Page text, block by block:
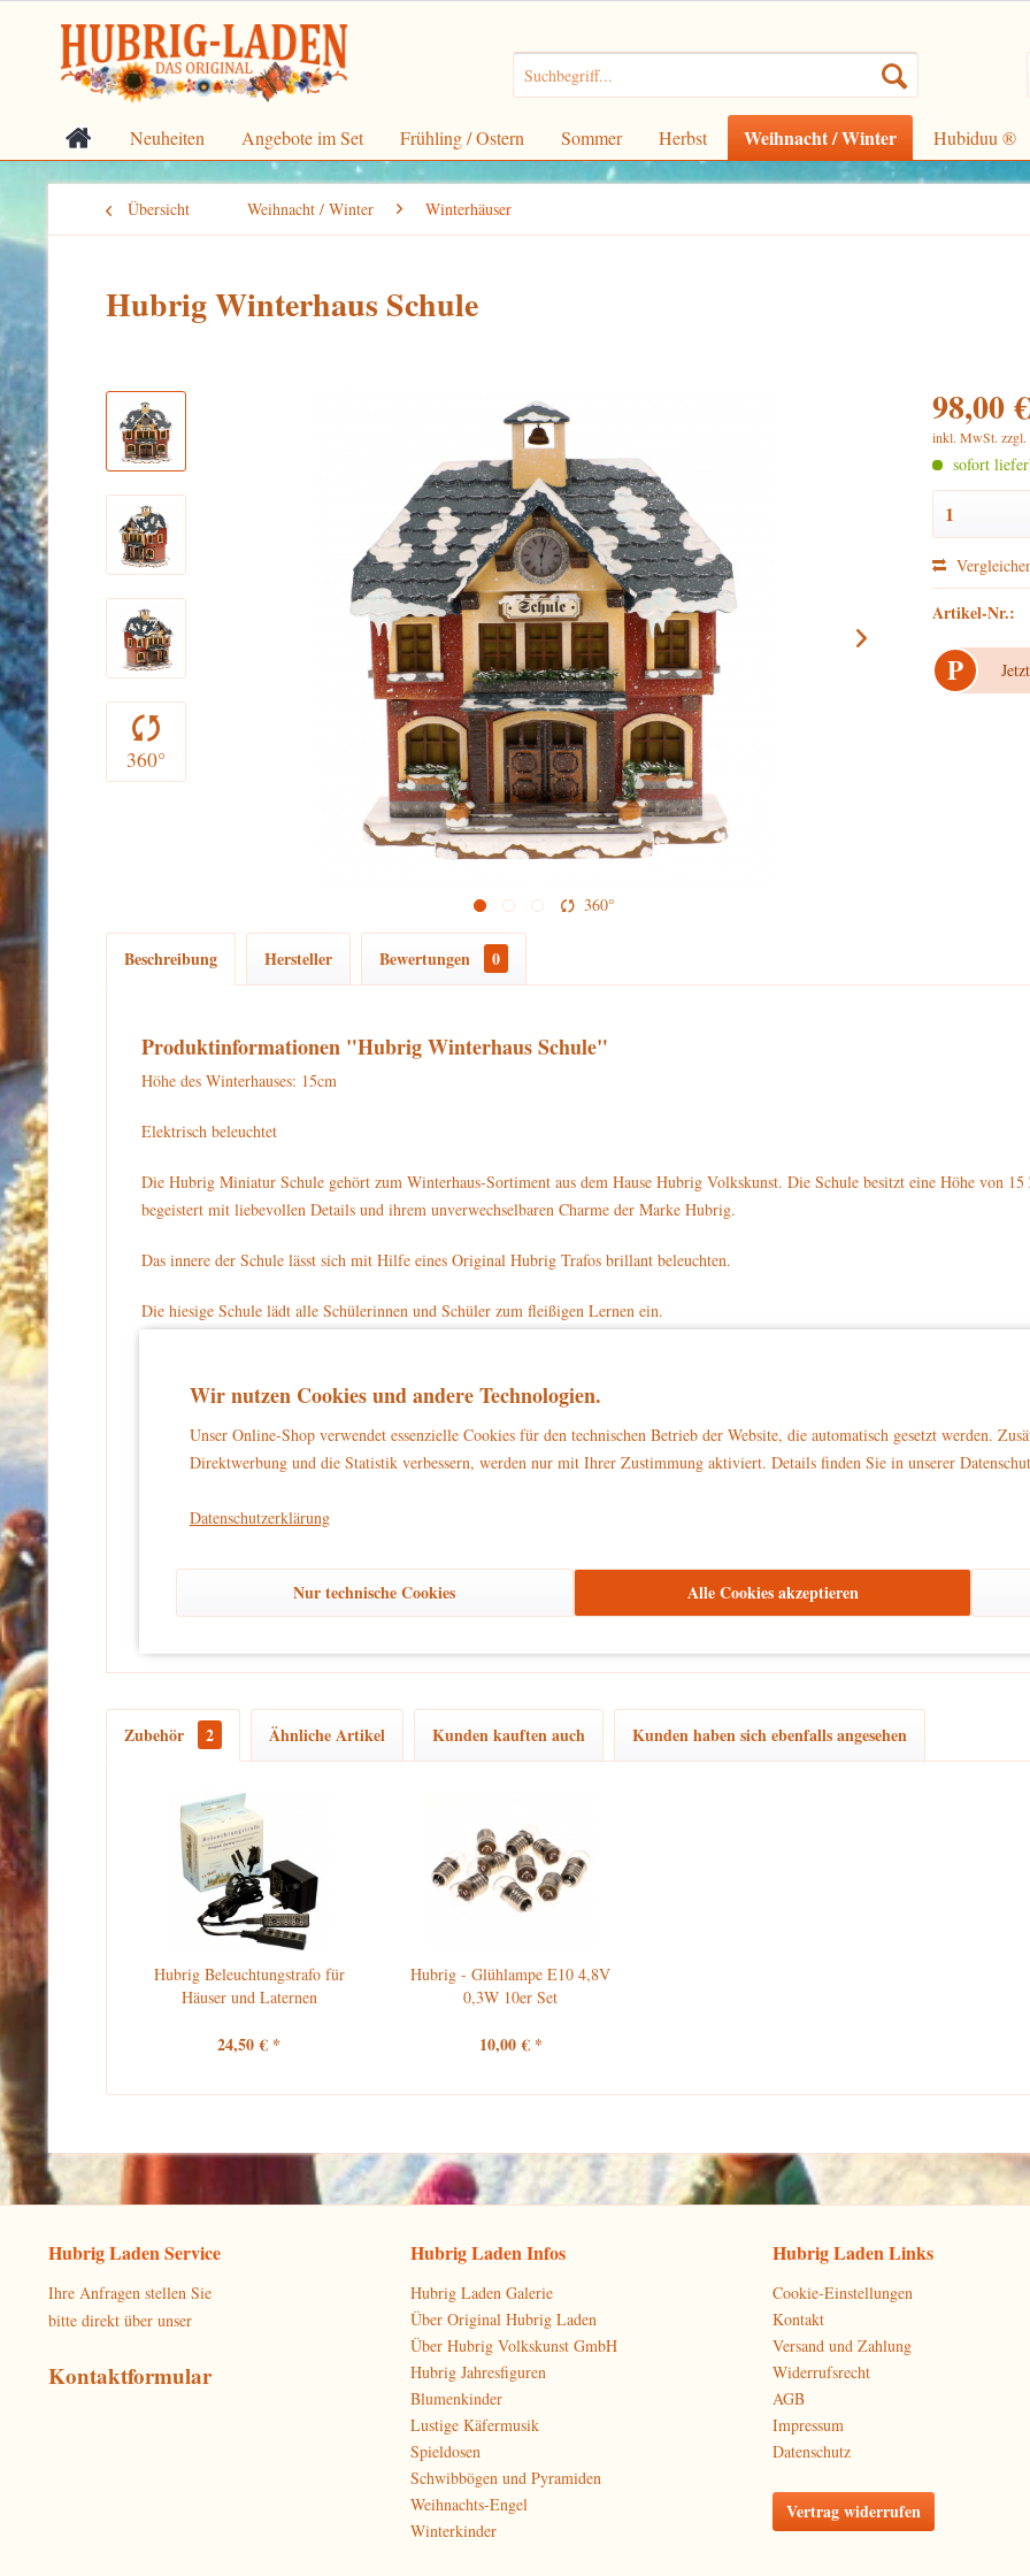
Neuheiten Angebote im Set Frühling / Ostern Sommer Herbst Weihnacht / Winter Hubiduu ®
Übersicht Weihnacht / Winter Winterhäuser
Hubrig Winterhaus Schule
360°
360°
98,00
inkl. MwSt.zzgl.
sofort
Artikel-Nr.:
P Jetzt
Beschreibung Hersteller Bewertungen 0
Produktinformationen "Hubrig Winterhaus Schule"
Höhe des Winterhauses: 15cm
Elektrisch beleuchtet
Die Hubrig Miniatur Schule gehört zum Winterhaus-Sortiment aus dem Hause Hubrig Volkskunst. Die Schule besitzt eine Höhe von
begeistert mit liebevollen Details und ihrem unverwechselbaren Charme der Marke Hubrig.
Das innere der Schule lässt sich mit Hilfe eines Original Hubrig Trafos brillant beleuchten.
Die hiesige Schule lädt alle Schülerinnen und Schüler zum fleißigen Lernen ein.
einen braunen Holzrahmen. Die große Eingangstür ist braun. Links und rechts von der Tür stehen zwei Blumentöpfe mit grünen
Schnee bedeckt. Die Schule steht auf einem eingeschneiten Sockel.
Dieses Produkt istkein Spielzeugund eignet sich ausschließlichzu Dekorationszwecken. Bitte stellen Sie sicher, dass es außerhalb
und unbeschwertes Dekorieren zu gewährleisten.
Zubehör 2 Ähnliche Artikel Kunden kauften auch Kunden haben sich ebenfalls angesehen
Hubrig Beleuchtungstrafo für
Häuser und Laternen
24,50 € *
Hubrig - Glühlampe E10 4,8V
0,3W 10er Set
10,00 € *
Hubrig Laden Service
Ihre Anfragen stellen Sie
bitte direkt über unser
Kontaktformular
Hubrig Laden Infos
Hubrig Laden Galerie
Über Original Hubrig Laden
Über Hubrig Volkskunst GmbH
Hubrig Jahresfiguren
Blumenkinder
Lustige Käfermusik
Spieldosen
Schwibbögen und Pyramiden
Weihnachts-Engel
Winterkinder
Hubrig Laden Links
Cookie-Einstellungen
Kontakt
Versand und Zahlung
Widerrufsrecht
AGB
Impressum
Datenschutz
Vertrag widerrufen
Wir nutzen Cookies und andere Technologien.
Unser Online-Shop verwendet essenzielle Cookies für den technischen Betrieb der Website, die automatisch gesetzt werden.
Direktwerbung und die Statistik verbessern, werden nur mit Ihrer Zustimmung aktiviert. Details finden Sie in unserer
Datenschutzerklärung
Nur technische Cookies Alle Cookies akzeptieren